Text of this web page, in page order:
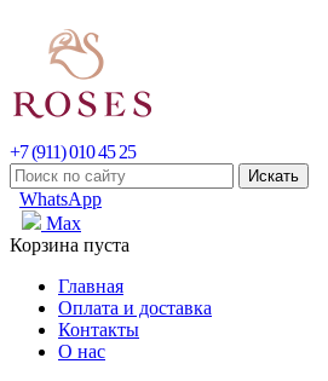
+7 (911) 010 45 25
WhatsApp
Max
Корзина пуста
Главная
Оплата и доставка
Контакты
О нас